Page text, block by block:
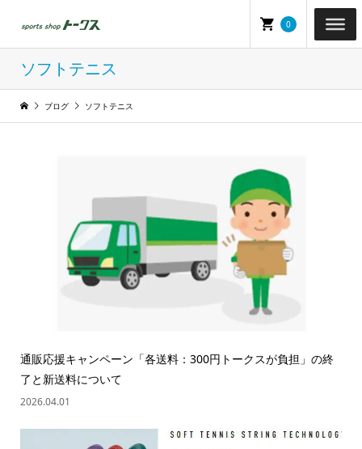
0
ソフトテニス
ブログ ソフトテニス
通販応援キャンペーン「各送料：300円トークスが負担」の終
了と新送料について
2026.04.01